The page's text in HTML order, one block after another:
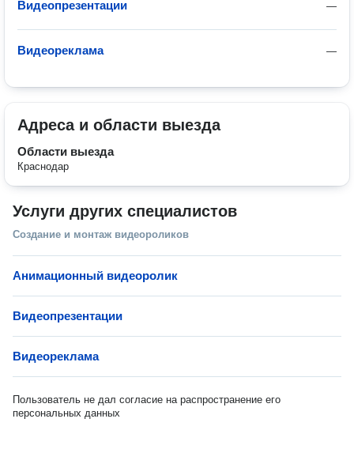
—
Видеопрезентации
—
Видеореклама
Адреса и области выезда
Области выезда
Краснодар
Услуги других специалистов
Создание и монтаж видеороликов
Анимационный видеоролик
Видеопрезентации
Видеореклама
Пользователь не дал согласие на распространение его
персональных данных